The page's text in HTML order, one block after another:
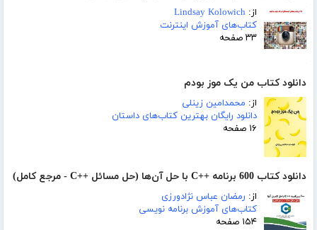
از: Lindsay Kolowich
کتاب‌های آموزش اینترنت
۳۳ صفحه
دانلود کتاب من یک موز بودم
از: محمدامین زینلی
دانلود رایگان بهترین کتاب‌های داستان
۱۶ صفحه
دانلود کتاب 600 برنامه ++C با حل آن‌ها (حل مسائل ++C - مرجع کامل)
از: رمضان عباس نژادورزی
کتاب‌های آموزش برنامه نویسی
۱۵۴ صفحه